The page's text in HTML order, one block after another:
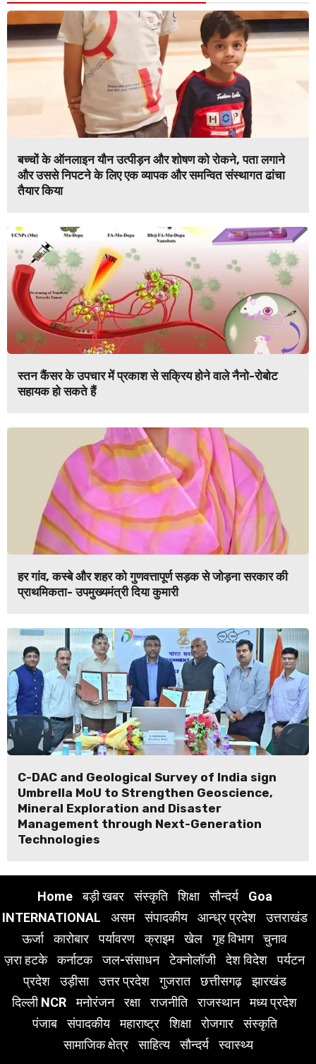
बच्चों के ऑनलाइन यौन उत्पीड़न और शोषण को रोकने, पता लगाने
और उससे निपटने के लिए एक व्यापक और समन्वित संस्थागत ढांचा
तैयार किया
स्तन कैंसर के उपचार में प्रकाश से सक्रिय होने वाले नैनो-रोबोट
सहायक हो सकते हैं
हर गांव, कस्बे और शहर को गुणवत्तापूर्ण सड़क से जोड़ना सरकार की
प्राथमिकता- उपमुख्यमंत्री दिया कुमारी
C-DAC and Geological Survey of India sign
Umbrella MoU to Strengthen Geoscience,
Mineral Exploration and Disaster
Management through Next-Generation
Technologies
Home बड़ी खबर संस्कृति शिक्षा सौन्दर्य
Goa
INTERNATIONAL
असम संपादकीय आन्ध्र प्रदेश
उत्तराखंड
ऊर्जा
कारोबार पर्यावरण क्राइम खेल गृह विभाग
चुनाव
ज़रा हटके
कर्नाटक जल-संसाधन टेक्नोलॉजी देश विदेश
पर्यटन
प्रदेश
उड़ीसा उत्तर प्रदेश गुजरात छत्तीसगढ़
झारखंड
दिल्ली NCR
मनोरंजन रक्षा राजनीति राजस्थान
मध्य प्रदेश
पंजाब
संपादकीय महाराष्ट्र शिक्षा रोजगार
संस्कृति
सामाजिक क्षेत्र
साहित्य सौन्दर्य स्वास्थ्य